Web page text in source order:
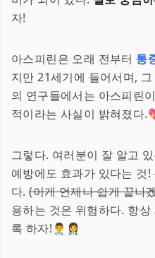
자!
아스피린은 오래 전부터 통
지만 21세기에 들어서며,
의 연구들에서는 아스피린이
적이라는 사실이 밝혀졌다
그렇다. 여러분이 잘 알고
예방에도 효과가 있다는 것
다.(이게 언제나 쉽게 끝나
용하는 것은 위험하다. 항
록 하자!👨‍⚕️👩‍⚕️